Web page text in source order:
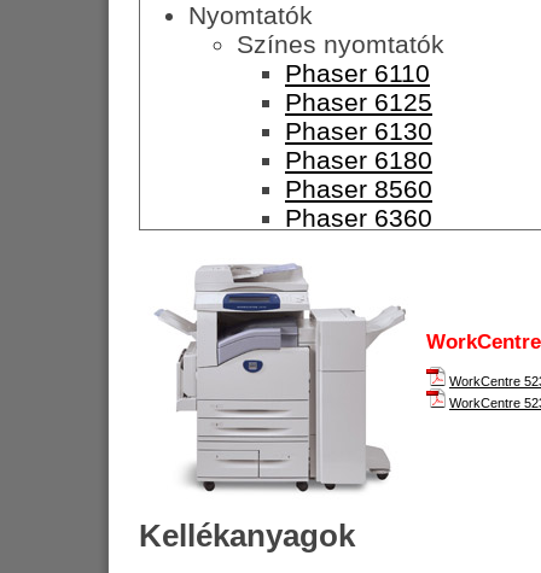
Nyomtatók
Színes nyomtatók
Phaser 6110
Phaser 6125
Phaser 6130
Phaser 6180
Phaser 8560
Phaser 6360
Phaser 7760
Fekete-fehér nyomtatók
Phaser 3117
Phaser 3124
Phaser 3125
Phaser 3250
Phaser 3600
Phaser 4510
Phaser 5550
WorkCentre
WorkCentre
Kellékanyagok